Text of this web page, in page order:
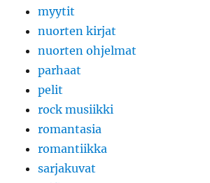
myytit
nuorten kirjat
nuorten ohjelmat
parhaat
pelit
rock musiikki
romantasia
romantiikka
sarjakuvat